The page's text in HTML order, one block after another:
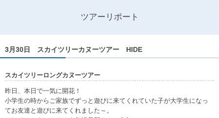
ツアーリポート
3月30日 スカイツリーカヌーツアー HIDE
スカイツリーロングカヌーツアー
昨日、本日で一気に開花！
小学生の時からご家族でずっと遊びに来てくれていた子が大学生になっ
てお友達と遊びに来てくれました～。